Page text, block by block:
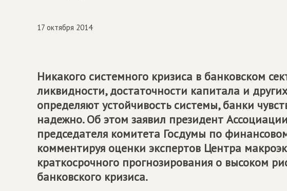
17 октября 2014
Никакого системного кризиса в банковском
ликвидности, достаточности капитала и
определяют устойчивость системы, банки
надежно. Об этом заявил президент
председателя комитета Госдумы по
комментируя оценки экспертов Центра
краткосрочного прогнозирования о высоком
банковского кризиса.